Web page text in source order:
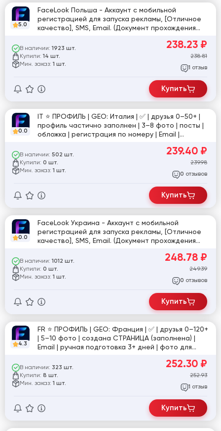
5.0
FaceLook Польша - Аккаунт с мобильной
регистрацией для запуска рекламы, [Отличное
качество], SMS, Email. (Документ прохождения
В наличии: 1923 шт.
Купили: 14 шт.
Мин. заказ: 1 шт.
238.23 ₽
238.81
1 отзыв
Купить
0.0
IT ⭐️ ПРОФИЛЬ | GEO: Италия | ✅ | друзья 0–50+ |
профиль частично заполнен | 3–8 фото | посты |
обложка | регистрация по номеру | Email |
фото для подтверждения в комплекте | №tru
В наличии: 502 шт.
Купили: 0 шт.
Мин. заказ: 1 шт.
239.40 ₽
239.98
0 отзывов
Купить
0.0
FaceLook Украина - Аккаунт с мобильной
регистрацией для запуска рекламы, [Отличное
качество], SMS, Email. (Документ прохождения
В наличии: 1012 шт.
Купили: 0 шт.
Мин. заказ: 1 шт.
248.78 ₽
249.39
0 отзывов
Купить
4.3
FR ⭐️ ПРОФИЛЬ | GEO: Франция | ✅ | друзья 0–120+
| 5–10 фото | создана СТРАНИЦА (заполнена) |
Email | ручная подготовка 3+ дней | фото для
В наличии: 323 шт.
Купили: 8 шт.
Мин. заказ: 1 шт.
252.30 ₽
252.93
1 отзыв
Купить